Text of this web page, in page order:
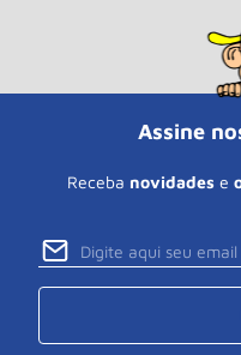
Assine
Receba novidades e